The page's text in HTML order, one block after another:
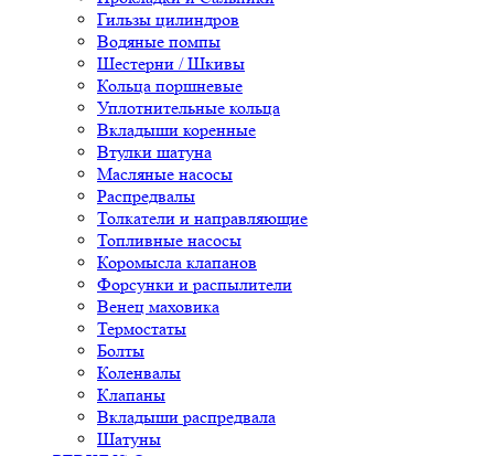
Гильзы цилиндров
Водяные помпы
Шестерни / Шкивы
Кольца поршневые
Уплотнительные кольца
Вкладыши коренные
Втулки шатуна
Масляные насосы
Распредвалы
Толкатели и направляющие
Топливные насосы
Коромысла клапанов
Форсунки и распылители
Венец маховика
Термостаты
Болты
Коленвалы
Клапаны
Вкладыши распредвала
Шатуны